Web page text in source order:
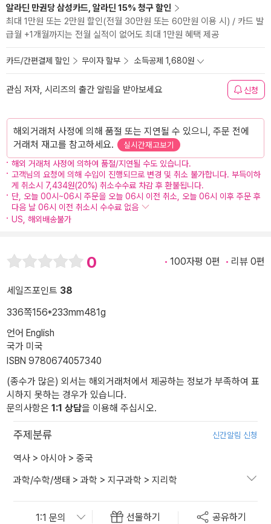
알라딘 만권당 삼성카드, 알라딘 15% 청구 할인
최대 1만원 또는 2만원 할인(전월 30만원 또는 60만원 이용 시) / 카드 발
급월 +1개월까지는 전월 실적이 없어도 최대 1만원 혜택 제공
카드/간편결제 할인 무이자 할부 소득공제 1,680원
관심 저자, 시리즈의 출간 알림을 받아보세요 신청
해외거래처 사정에 의해 품절 또는 지연될 수 있으니, 주문 전에
거래처 재고를 참고하세요.
실시간재고보기
해외 거래처 사정에 의하여 품절/지연될 수도 있습니다.
고객님의 요청에 의해 수입이 진행되므로 변경 및 취소 불가합니다. 부득이하
게 취소시 7,434원(20%) 취소수수료 차감 후 환불됩니다.
단, 오늘 00시~06시 주문을 오늘 06시 이전 취소, 오늘 06시 이후 주문 후
다음 날 06시 이전 취소시 수수료 없음
US, 해외배송불가
0 100자평 0편 리뷰 0편
세일즈포인트 38
336쪽156*233mm481g
언어 English
국가 미국
ISBN 9780674057340
(종수가 많은) 외서는 해외거래처에서 제공하는 정보가 부족하여 표
시하지 못하는 경우가 있습니다.
문의사항은 1:1 상담을 이용해 주십시오.
주제분류 신간알림 신청
역사 > 아시아 > 중국
과학/수학/생태 > 과학 > 지구과학 > 지리학
선물하기 공유하기